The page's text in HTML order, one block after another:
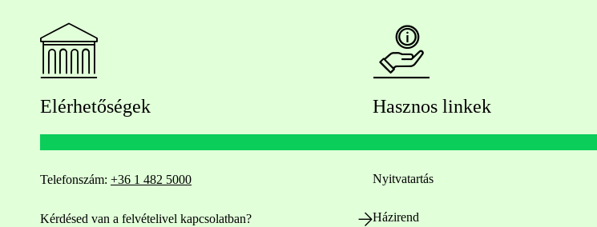
Elérhetőségek
Telefonszám: +36 1 482 5000
Kérdésed van a felvételivel kapcsolatban?
Hasznos linkek
Nyitvatartás
Házirend